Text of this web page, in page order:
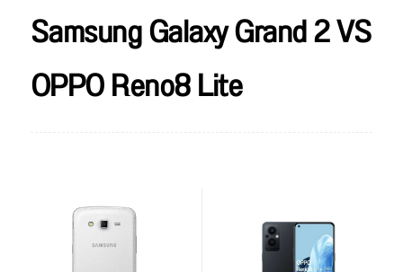
Samsung Galaxy Grand 2 VS
OPPO Reno8 Lite